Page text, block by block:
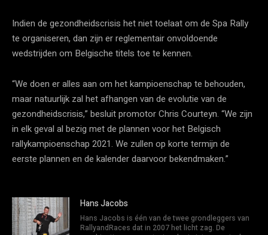
Indien de gezondheidscrisis het niet toelaat om de Spa Rally
te organiseren, dan zijn er reglementair onvoldoende
wedstrijden om Belgische titels toe te kennen.
“We doen er alles aan om het kampioenschap te behouden,
maar natuurlijk zal het afhangen van de evolutie van de
gezondheidscrisis,” besluit promotor Chris Courteyn. “We zijn
in elk geval al bezig met de plannen voor het Belgisch
rallykampioenschap 2021. We zullen op korte termijn de
eerste plannen en de kalender daarvoor bekendmaken.”
Hans Jacobs
Hans Jacobs is één van de twee grondleggers van
RallyandRaces dat in 2007 het licht zag. De